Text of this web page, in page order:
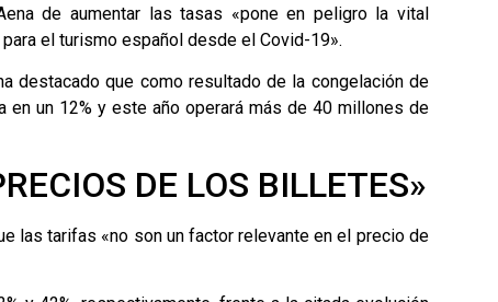
de aumentar las tasas «pone en peligro la vital
el turismo español desde el Covid-19».
destacado que como resultado de la congelación de
en un 12% y este año operará más de 40 millones de
DE LOS BILLETES»
las tarifas «no son un factor relevante en el precio de